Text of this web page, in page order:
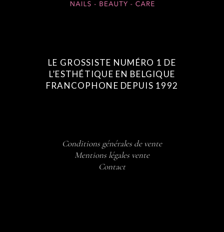
LE GROSSISTE NUMÉRO 1 DE
L’ESTHÉTIQUE EN BELGIQUE
FRANCOPHONE DEPUIS 1992
Conditions générales de vente
Mentions légales vente
Contact